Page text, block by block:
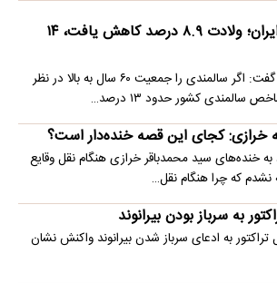
هشدار جمعیتی ایران؛ ولادت ۸.۹ درصد کاهش یافت، ۱۴
دبیر ستاد ملی جمعیت گفت: اگر سالمندی را جمعیت ۶۰ سال به بالا در نظر
سالمندی کشور حدود ۱۳ درصد…
خرازی: کجای این قصه خنده‌دار است؟
به خنده‌های سید محمدباقر خرازی هنگام نقل وقایع
که چرا هنگام نقل…
به سرباز بودن بیرانوند
به ادعای سرباز شدن بیرانوند واکنش نشان